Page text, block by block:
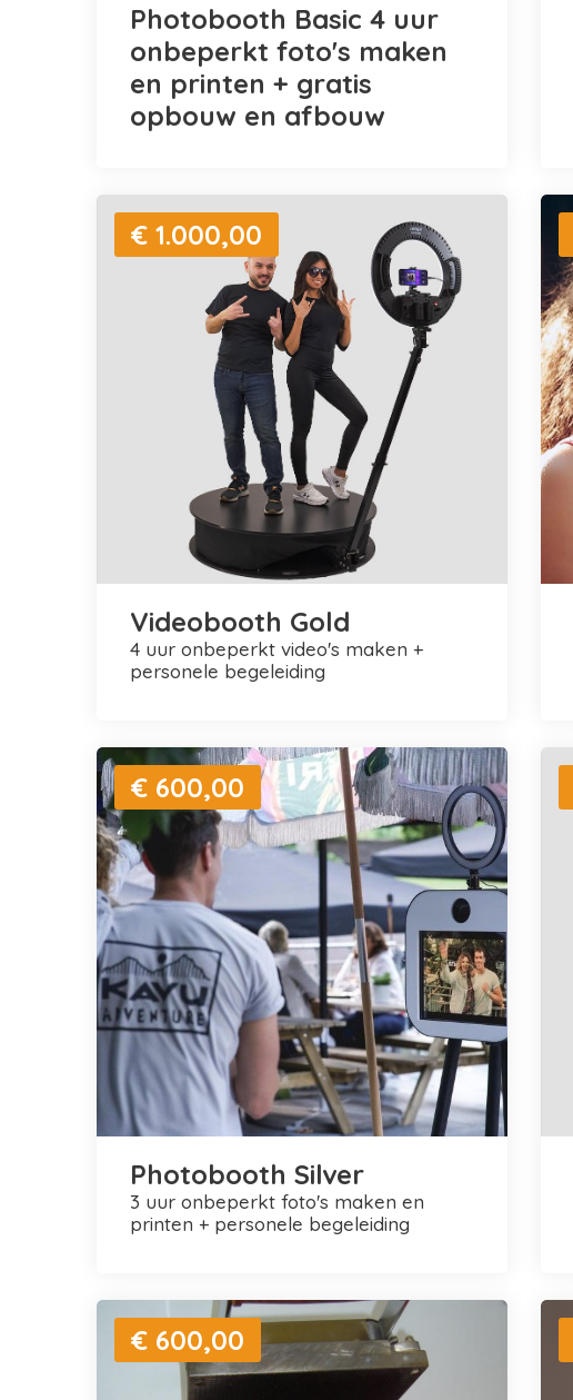
Photobooth Basic 4 uur
onbeperkt foto's maken
en printen + gratis
opbouw en afbouw
€ 1.000,00
Videobooth Gold
4 uur onbeperkt video's maken +
personele begeleiding
€ 600,00
Photobooth Silver
3 uur onbeperkt foto's maken en
printen + personele begeleiding
€ 600,00